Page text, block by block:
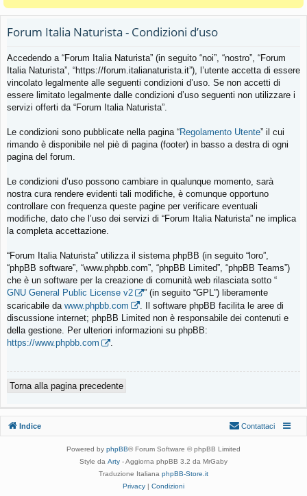
Forum Italia Naturista - Condizioni d’uso
Accedendo a “Forum Italia Naturista” (in seguito “noi”, “nostro”, “Forum
Italia Naturista”, “https://forum.italianaturista.it”), l’utente accetta di essere
vincolato legalmente alle seguenti condizioni d’uso. Se non accetti di
essere limitato legalmente dalle condizioni d’uso seguenti non utilizzare i
servizi offerti da “Forum Italia Naturista”.
Le condizioni sono pubblicate nella pagina “Regolamento Utente” il cui
rimando è disponibile nel piè di pagina (footer) in basso a destra di ogni
pagina del forum.
Le condizioni d’uso possono cambiare in qualunque momento, sarà
nostra cura rendere evidenti tali modifiche, è comunque opportuno
controllare con frequenza queste pagine per verificare eventuali
modifiche, dato che l’uso dei servizi di “Forum Italia Naturista” ne implica
la completa accettazione.
“Forum Italia Naturista” utilizza il sistema phpBB (in seguito “loro”,
“phpBB software”, “www.phpbb.com”, “phpBB Limited”, “phpBB Teams”)
che è un software per la creazione di comunità web rilasciata sotto “
GNU General Public License v2
” (in seguito “GPL”) liberamente
scaricabile da www.phpbb.com
. Il software phpBB facilita le aree di
discussione internet; phpBB Limited non è responsabile dei contenuti e
della gestione. Per ulteriori informazioni su phpBB:
https://www.phpbb.com
.
Torna alla pagina precedente
Indice Contattaci
Powered by phpBB® Forum Software © phpBB Limited
Style da Arty - Aggiorna phpBB 3.2 da MrGaby
Traduzione Italiana phpBB-Store.it
Privacy | Condizioni